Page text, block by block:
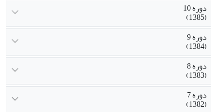
دوره 10
(1385)
دوره 9
(1384)
دوره 8
(1383)
دوره 7
(1382)